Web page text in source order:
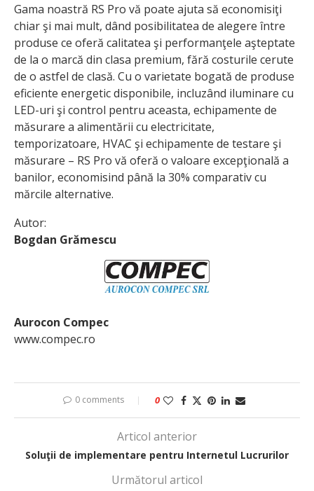
Gama noastră RS Pro vă poate ajuta să economisiţi
chiar şi mai mult, dând posibilitatea de alegere între
produse ce oferă calitatea şi performanţele aşteptate
de la o marcă din clasa premium, fără costurile cerute
de o astfel de clasă. Cu o varietate bogată de produse
eficiente energetic disponibile, incluzând iluminare cu
LED-uri şi control pentru aceasta, echipamente de
măsurare a alimentării cu electricitate,
temporizatoare, HVAC şi echipamente de testare şi
măsurare – RS Pro vă oferă o valoare excepţională a
bani­lor, economisind până la 30% comparativ cu
mărcile alternative.
Autor:
Bogdan Grămescu
Aurocon Compec
www.compec.ro
0 comments 0
Articol anterior
Soluţii de implementare pentru Internetul Lucrurilor
Următorul articol